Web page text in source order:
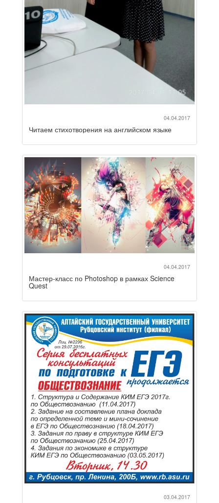
04.04.2017
Читаем стихотворения на английском языке
04.04.2017
Мастер-класс по Photoshop в рамках Science
Quest
03.04.2017